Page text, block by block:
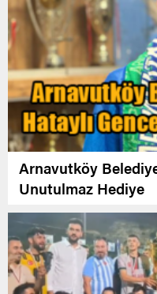
Arnavutköy
Unutulmaz Hediye